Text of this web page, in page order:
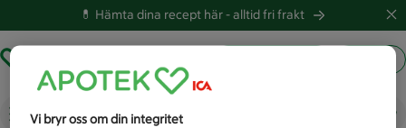
💊 Hämta dina recept här -alltid fri frakt
Vad letar du efter idag?
Vi bryr oss om din integritet